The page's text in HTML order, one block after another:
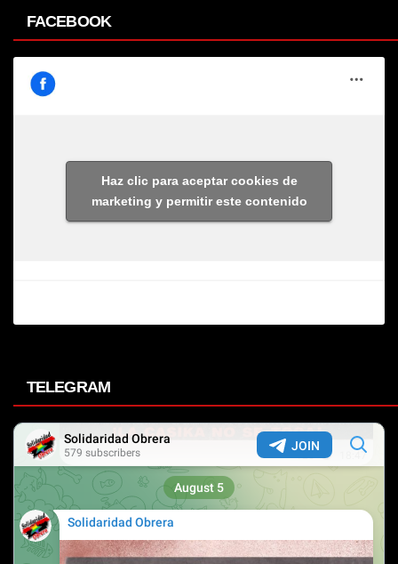
FACEBOOK
Haz clic para aceptar cookies de
marketing y permitir este contenido
TELEGRAM